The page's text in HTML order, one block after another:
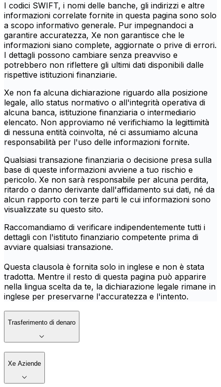
I codici SWIFT, i nomi delle banche, gli indirizzi e altre
informazioni correlate fornite in questa pagina sono solo
a scopo informativo generale. Pur impegnandoci a
garantire accuratezza, Xe non garantisce che le
informazioni siano complete, aggiornate o prive di errori.
I dettagli possono cambiare senza preavviso e
potrebbero non riflettere gli ultimi dati disponibili dalle
rispettive istituzioni finanziarie.
Xe non fa alcuna dichiarazione riguardo alla posizione
legale, allo status normativo o all'integrità operativa di
alcuna banca, istituzione finanziaria o intermediario
elencato. Non approviamo né verifichiamo la legittimità
di nessuna entità coinvolta, né ci assumiamo alcuna
responsabilità per l'uso delle informazioni fornite.
Qualsiasi transazione finanziaria o decisione presa sulla
base di queste informazioni avviene a tuo rischio e
pericolo. Xe non sarà responsabile per alcuna perdita,
ritardo o danno derivante dall'affidamento sui dati, né da
alcun rapporto con terze parti le cui informazioni sono
visualizzate su questo sito.
Raccomandiamo di verificare indipendentemente tutti i
dettagli con l'istituto finanziario competente prima di
avviare qualsiasi transazione.
Questa clausola è fornita solo in inglese e non è stata
tradotta. Mentre il resto di questa pagina può apparire
nella lingua scelta da te, la dichiarazione legale rimane in
inglese per preservarne l'accuratezza e l'intento.
Trasferimento di denaro
Xe Aziende